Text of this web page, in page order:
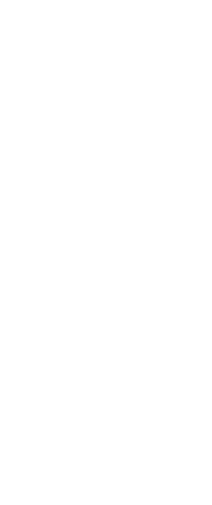
ราชวัง